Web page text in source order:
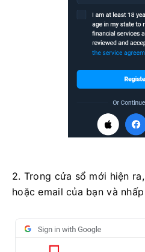
2. Trong cửa sổ mới hiện
hoặc email của bạn và